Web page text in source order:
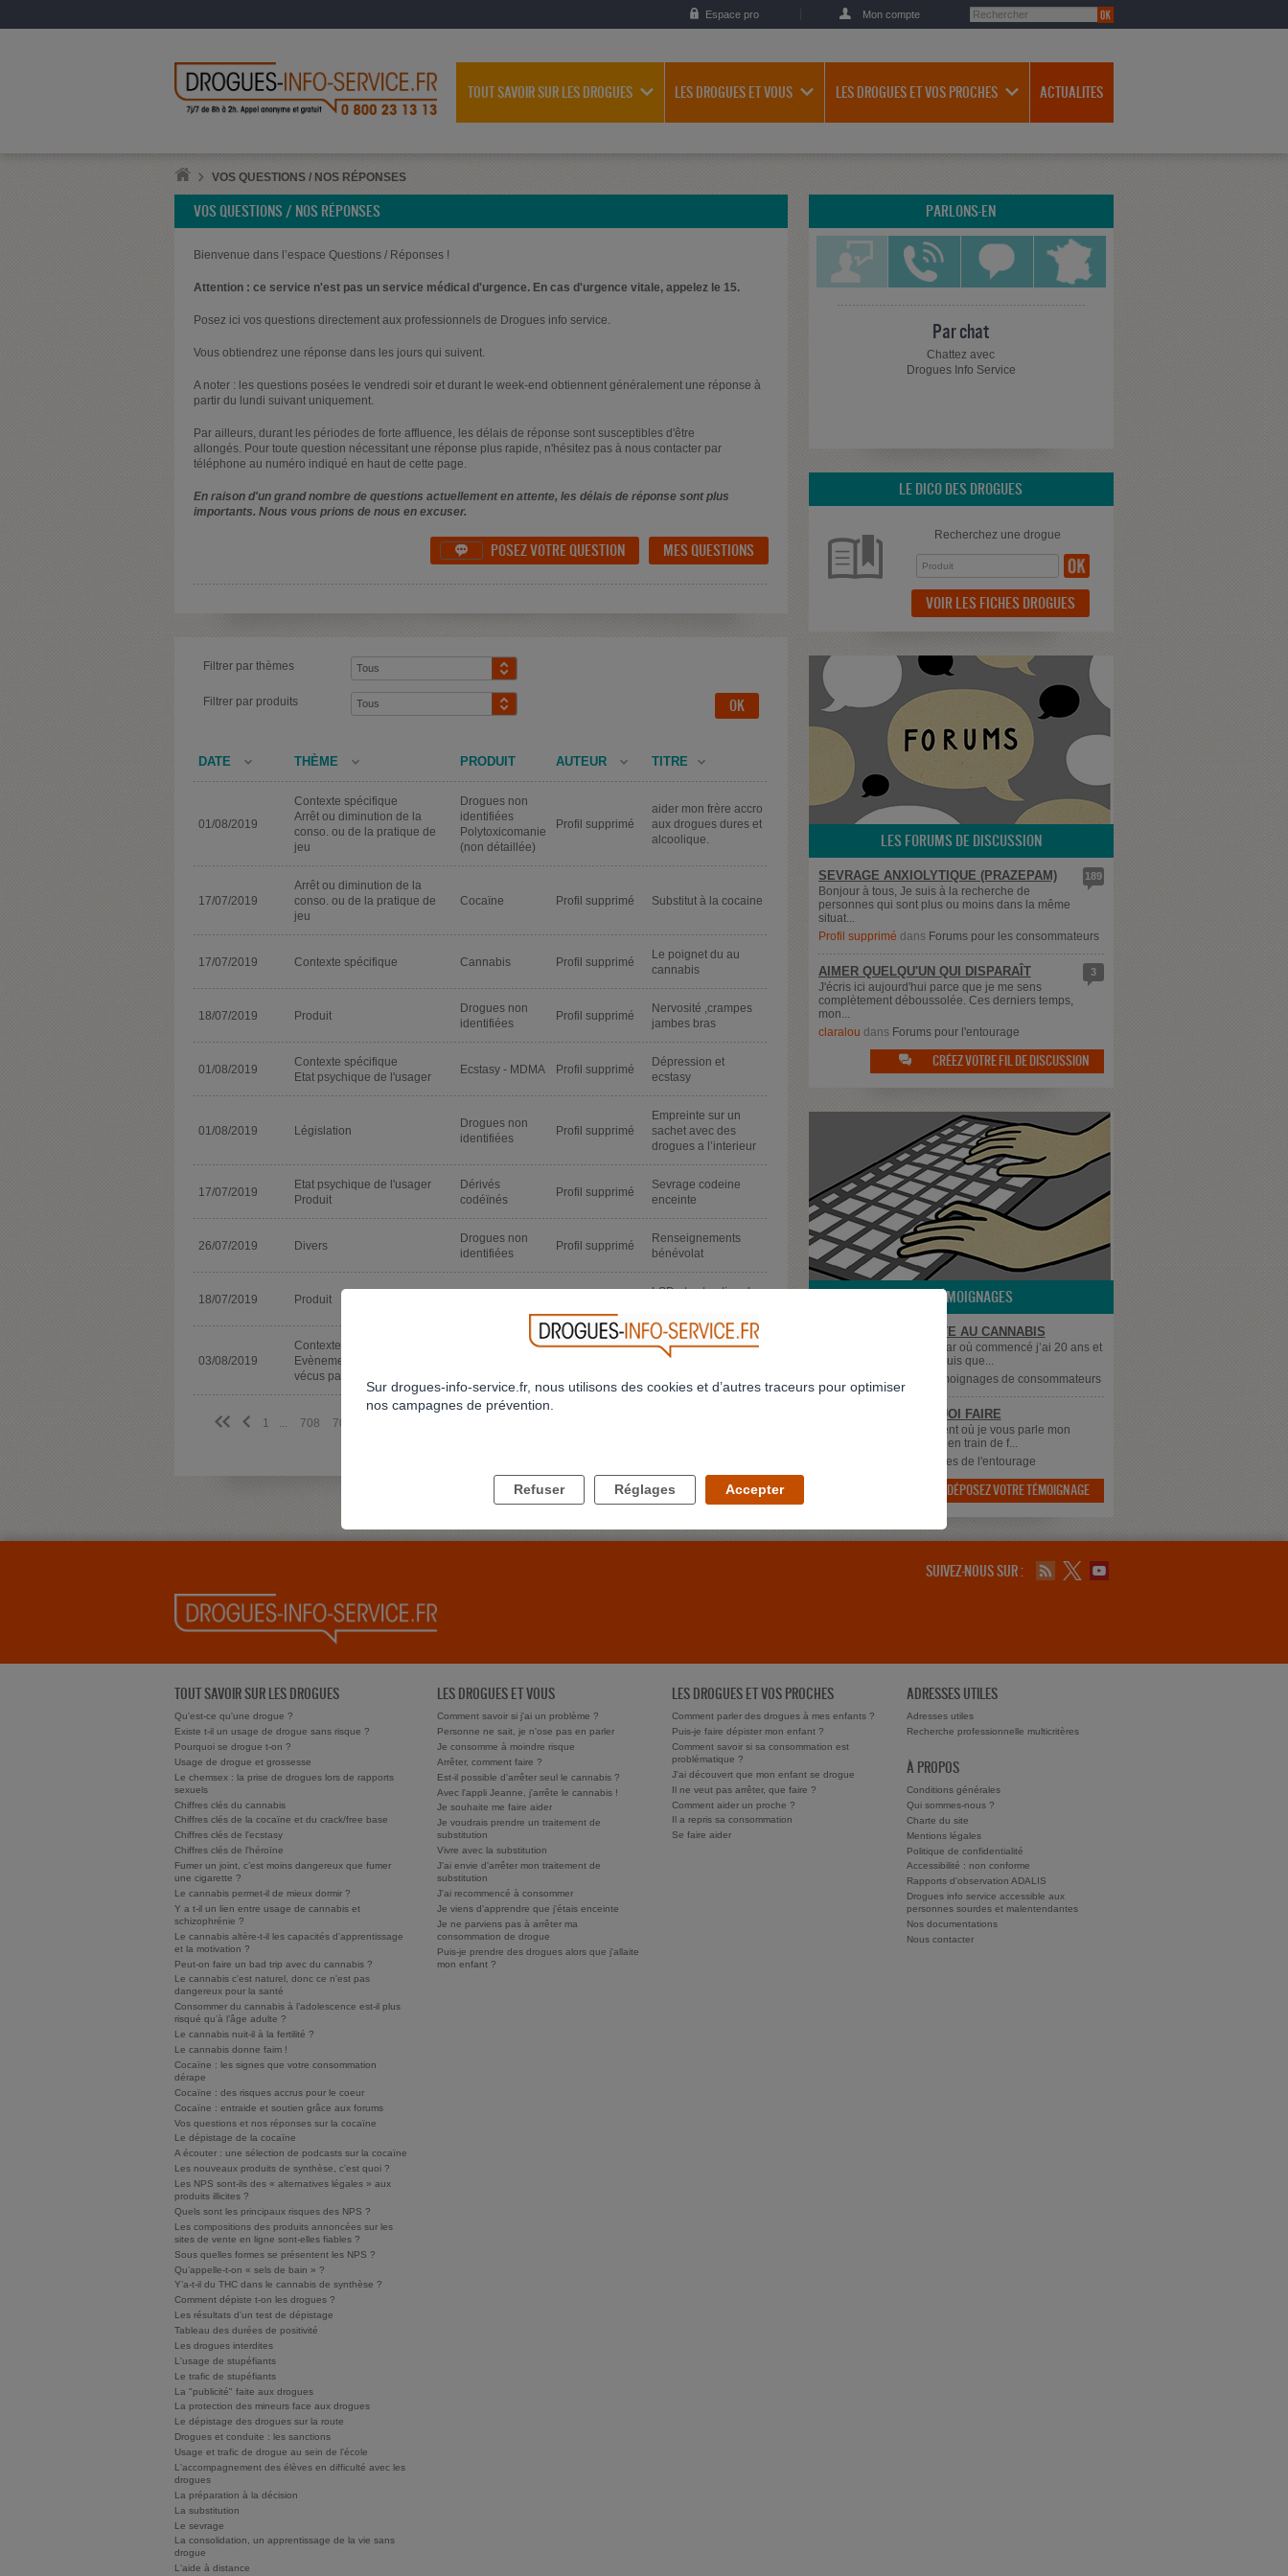
Espace pro Mon compte
TOUT SAVOIR SUR LES DROGUES LES DROGUES ET VOUS LES DROGUES ET VOS PROCHES ACTUALITES
VOS QUESTIONS / NOS RÉPONSES
VOS QUESTIONS / NOS RÉPONSES
Bienvenue dans l’espace Questions / Réponses !
Attention : ce service n'est pas un service médical d'urgence. En cas d'urgence vitale, appelez le 15.
Posez ici vos questions directement aux professionnels de Drogues info service.
Vous obtiendrez une réponse dans les jours qui suivent.
A noter : les questions posées le vendredi soir et durant le week-end obtiennent généralement une réponse à
partir du lundi suivant uniquement.
Par ailleurs, durant les périodes de forte affluence, les délais de réponse sont susceptibles d'être
allongés. Pour toute question nécessitant une réponse plus rapide, n'hésitez pas à nous contacter par
téléphone au numéro indiqué en haut de cette page.
En raison d'un grand nombre de questions actuellement en attente, les délais de réponse sont plus
importants. Nous vous prions de nous en excuser.
 POSEZ VOTRE QUESTION MES QUESTIONS
Filtrer par thèmes
Filtrer par produits
DATE THÈME PRODUIT AUTEUR TITRE
01/08/2019
Contexte spécifique
Arrêt ou diminution de la
conso. ou de la pratique de
jeu
Drogues non
identifiées
Polytoxicomanie
(non détaillée)
Profil supprimé
aider mon frère accro
aux drogues dures et
alcoolique.
17/07/2019
Arrêt ou diminution de la
conso. ou de la pratique de
jeu
Cocaïne Profil supprimé Substitut à la cocaine
17/07/2019 Contexte spécifique Cannabis Profil supprimé
Le poignet du au
cannabis
18/07/2019 Produit
Drogues non
identifiées
Profil supprimé
Nervosité ,crampes
jambes bras
01/08/2019
Contexte spécifique
Etat psychique de l'usager
Ecstasy - MDMA Profil supprimé
Dépression et
ecstasy
01/08/2019 Législation
Drogues non
identifiées
Profil supprimé
Empreinte sur un
sachet avec des
drogues a l’interieur
17/07/2019
Etat psychique de l'usager
Produit
Dérivés
codéïnés
Profil supprimé
Sevrage codeine
enceinte
26/07/2019 Divers
Drogues non
identifiées
Profil supprimé
Renseignements
bénévolat
18/07/2019 Produit
LSD et extraction de
03/08/2019
Contexte spécifique
Evènements traumatiques
vécus par l'usager
Effets de la drogue
<< < 1 708 709
PARLONS-EN
Par chat
Chattez avec
Drogues Info Service
LE DICO DES DROGUES
Recherchez une drogue
VOIR LES FICHES DROGUES
LES FORUMS DE DISCUSSION
189
SEVRAGE ANXIOLYTIQUE (PRAZEPAM)
Bonjour à tous, Je suis à la recherche de
personnes qui sont plus ou moins dans la même
situat...
Profil supprimé dans Forums pour les consommateurs
3
AIMER QUELQU'UN QUI DISPARAÎT
J'écris ici aujourd'hui parce que je me sens
complètement déboussolée. Ces derniers temps,
mon...
claralou dans Forums pour l'entourage
 CRÉEZ VOTRE FIL DE DISCUSSION
LES TÉMOIGNAGES
JE SUIS DÉPENDANTE AU CANNABIS
Bonsoir Je ne sais pas par où commencé j’ai 20 ans et
je fume du cannabis depuis que...
Témoignages de consommateurs
JE NE SAIS PLUS QUOI FAIRE
Bonjour à tous, Au moment où je vous parle mon
conjoint qui à 43 ans est en train de f...
Témoignages de l'entourage
DÉPOSEZ VOTRE TÉMOIGNAGE
SUIVEZ-NOUS SUR :
TOUT SAVOIR SUR LES DROGUES
Qu'est-ce qu'une drogue ?
Existe t-il un usage de drogue sans risque ?
Pourquoi se drogue t-on ?
Usage de drogue et grossesse
Le chemsex : la prise de drogues lors de rapports
sexuels
Chiffres clés du cannabis
Chiffres clés de la cocaïne et du crack/free base
Chiffres clés de l'ecstasy
Chiffres clés de l'héroïne
Fumer un joint, c’est moins dangereux que fumer
une cigarette ?
Le cannabis permet-il de mieux dormir ?
Y a t-il un lien entre usage de cannabis et
schizophrénie ?
Le cannabis altère-t-il les capacités d'apprentissage
et la motivation ?
Peut-on faire un bad trip avec du cannabis ?
Le cannabis c'est naturel, donc ce n'est pas
dangereux pour la santé
Consommer du cannabis à l’adolescence est-il plus
risqué qu’à l’âge adulte ?
Le cannabis nuit-il à la fertilité ?
Le cannabis donne faim !
Cocaïne : les signes que votre consommation
dérape
Cocaïne : des risques accrus pour le coeur
Cocaïne : entraide et soutien grâce aux forums
Vos questions et nos réponses sur la cocaïne
Le dépistage de la cocaïne
A écouter : une sélection de podcasts sur la cocaïne
Les nouveaux produits de synthèse, c’est quoi ?
Les NPS sont-ils des « alternatives légales » aux
produits illicites ?
Quels sont les principaux risques des NPS ?
Les compositions des produits annoncées sur les
sites de vente en ligne sont-elles fiables ?
Sous quelles formes se présentent les NPS ?
Qu’appelle-t-on « sels de bain » ?
Y’a-t-il du THC dans le cannabis de synthèse ?
Comment dépiste t-on les drogues ?
Les résultats d'un test de dépistage
Tableau des durées de positivité
Les drogues interdites
L'usage de stupéfiants
Le trafic de stupéfiants
La "publicité" faite aux drogues
La protection des mineurs face aux drogues
Le dépistage des drogues sur la route
Drogues et conduite : les sanctions
Usage et trafic de drogue au sein de l'école
L'accompagnement des élèves en difficulté avec les
drogues
La préparation à la décision
La substitution
Le sevrage
La consolidation, un apprentissage de la vie sans
drogue
L'aide à distance
LES DROGUES ET VOUS
Comment savoir si j'ai un problème ?
Personne ne sait, je n'ose pas en parler
Je consomme à moindre risque
Arrêter, comment faire ?
Est-il possible d'arrêter seul le cannabis ?
Avec l'appli Jeanne, j'arrête le cannabis !
Je souhaite me faire aider
Je voudrais prendre un traitement de
substitution
Vivre avec la substitution
J'ai envie d'arrêter mon traitement de
substitution
J'ai recommencé à consommer
Je viens d'apprendre que j'étais enceinte
Je ne parviens pas à arrêter ma
consommation de drogue
Puis-je prendre des drogues alors que j'allaite
mon enfant ?
LES DROGUES ET VOS PROCHES
Comment parler des drogues à mes enfants ?
Puis-je faire dépister mon enfant ?
Comment savoir si sa consommation est
problématique ?
J'ai découvert que mon enfant se drogue
Il ne veut pas arrêter, que faire ?
Comment aider un proche ?
Il a repris sa consommation
Se faire aider
ADRESSES UTILES
Adresses utiles
Recherche professionnelle multicritères
À PROPOS
Conditions générales
Qui sommes-nous ?
Charte du site
Mentions légales
Politique de confidentialité
Accessibilité : non conforme
Rapports d'observation ADALIS
Drogues info service accessible aux
personnes sourdes et malentendantes
Nos documentations
Nous contacter
Sur drogues-info-service.fr, nous utilisons des cookies et d’autres traceurs pour optimiser
nos campagnes de prévention.
Refuser Réglages Accepter